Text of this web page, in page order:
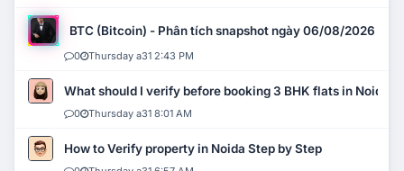
BTC (Bitcoin) - Phân tích snapshot ngày 06/08/2026
0 Thursday a31 2:43 PM
What should I verify before booking 3 BHK flats in Noida?
0 Thursday a31 8:01 AM
How to Verify property in Noida Step by Step